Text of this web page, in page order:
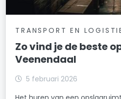
TRANSPORT EN
Zo vind je de beste
Veenendaal
5 februari 2026